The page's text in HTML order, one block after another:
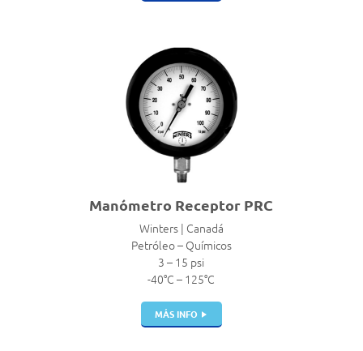
Manómetro Receptor PRC
Winters | Canadá
Petróleo – Químicos
3 – 15 psi
-40°C – 125°C
MÁS INFO